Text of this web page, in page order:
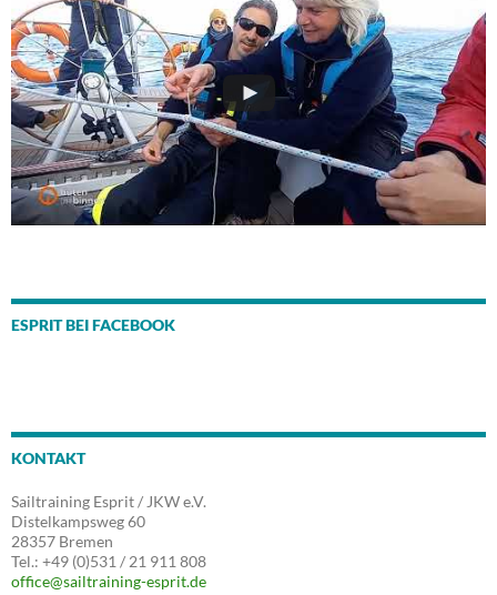
ESPRIT BEI FACEBOOK
KONTAKT
Sailtraining Esprit / JKW e.V.
Distelkampsweg 60
28357 Bremen
Tel.: +49 (0)531 / 21 911 808
office@sailtraining-esprit.de